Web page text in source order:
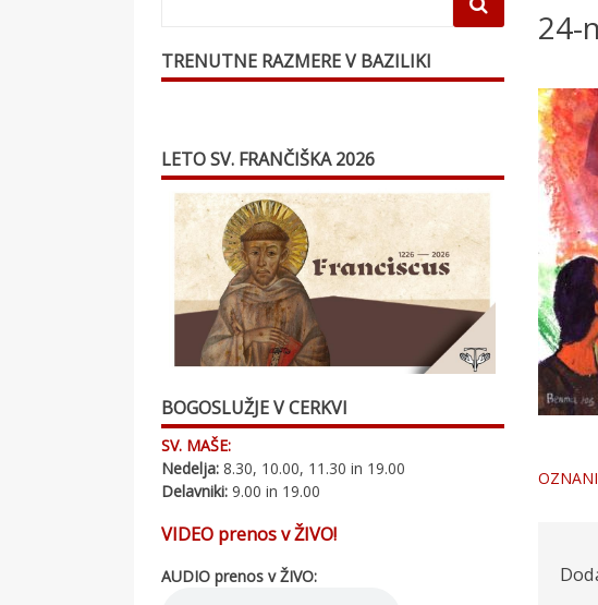
24-
TRENUTNE RAZMERE V BAZILIKI
LETO SV. FRANČIŠKA 2026
BOGOSLUŽJE V CERKVI
SV. MAŠE:
Nedelja: 8.30, 10.00, 11.30 in 19.00
Delavniki: 9.00 in 19.00
VIDEO prenos v ŽIVO!
AUDIO prenos v ŽIVO: